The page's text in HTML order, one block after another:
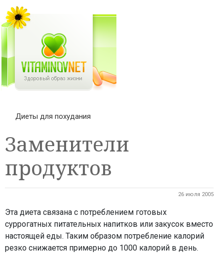
Диеты для похудания
Заменители
продуктов
26 июля 2005
Эта диета связана с потреблением готовых
суррогатных питательных напитков или закусок вместо
настоящей еды. Таким образом потребление калорий
резко снижается примерно до 1000 калорий в день.